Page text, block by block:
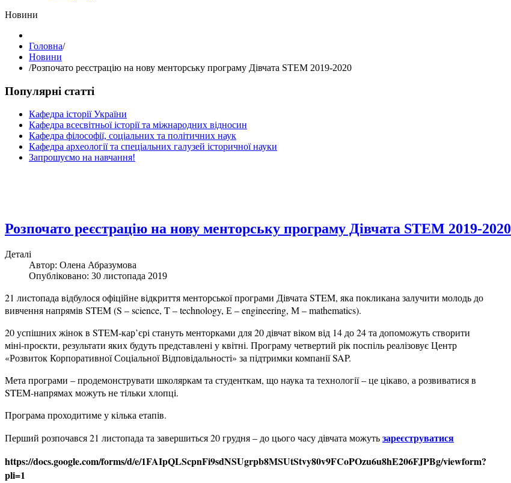
Hовини
Головна/
Hовини
/Розпочато реєстрацію на нову менторську програму Дівчата STEM 2019-2020
Популярні статті
Кафедра історії України
Кафедра всесвітньої історії та міжнародних відносин
Кафедра філософії, соціальних та політичних наук
Кафедра археології та спеціальних галузей історичної науки
Запрошуємо на навчання!
Розпочато реєстрацію на нову менторську програму Дівчата STEM 2019-2020
Деталі
Автор: Олена Абразумова
Опубліковано: 30 листопада 2019
21 листопада відбулося офіційне відкриття менторської програми Дівчата STEM, яка покликана залучити молодь до
вивчення напрямів STEM (S – science, T – technology, Е – engineering, М – mathematics).
20 успішних жінок в STEM-кар’єрі стануть менторками для 20 дівчат віком від 14 до 24 та допоможуть створити
міні-проєкти, результати яких будуть представлені у квітні. Програму четвертий рік поспіль реалізовує Центр
«Розвиток Корпоративної Соціальної Відповідальності» за підтримки компанії SAP.
Мета програми – продемонструвати школяркам та студенткам, що наука та технології – це цікаво, а розвиватися в
STEM-напрямах можуть не тільки хлопці.
Програма проходитиме у кілька етапів.
Перший розпочався 21 листопада та завершиться 20 грудня – до цього часу дівчата можутьзареєструватися
https://docs.google.com/forms/d/e/1FAIpQLScpnFi9sdNSUgrpb8MSUtStvy80v9FCoPOzu6u8hE206FJPBg/viewform?
pli=1